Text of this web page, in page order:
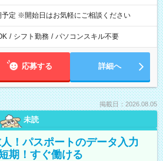
定 ※開始日はお気軽にご相談ください
/ シフト勤務 / パソコンスキル不要
応募する 詳細へ
掲載日：2026.08.05
未読
！パスポートのデータ入力
期！すぐ働ける